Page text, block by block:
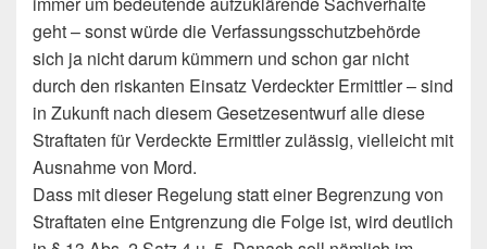
geht – sonst würde die Verfassungsschutzbehörde
sich ja nicht darum kümmern und schon gar nicht
durch den riskanten Einsatz Verdeckter Ermittler – sind
in Zukunft nach diesem Gesetzesentwurf alle diese
Straftaten für Verdeckte Ermittler zulässig, vielleicht mit
Ausnahme von Mord.
Dass mit dieser Regelung statt einer Begrenzung von
Straftaten eine Entgrenzung die Folge ist, wird deutlich